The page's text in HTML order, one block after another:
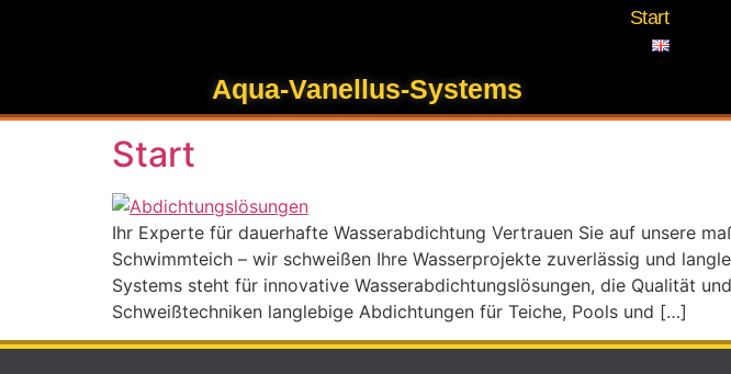
Aqua-Vanellus-Systems
Start
Schlagwort:Abdichtung
Start
Ihr Experte für dauerhafte Wasserabdichtung Vertrauen Sie auf unsere
Schwimmteich – wir schweißen Ihre Wasserprojekte zuverlässig und
Systems steht für innovative Wasserabdichtungslösungen, die Qualität
Schweißtechniken langlebige Abdichtungen für Teiche, Pools und […]